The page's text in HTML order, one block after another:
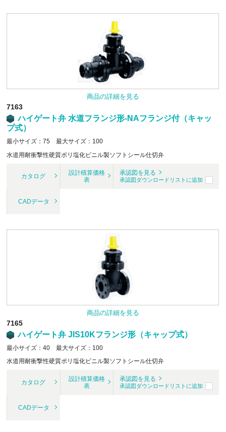
商品の詳細を見る
7163
ハイゲート弁 水道フランジ形-NAフランジ付（キャッ
プ式）
最小サイズ：75 最大サイズ：100
水道用耐衝撃性硬質ポリ塩化ビニル製ソフトシール仕切弁
カタログ
設計積算価格
表
承認図を見る
承認図ダウンロードリストに追加
CADデータ
商品の詳細を見る
7165
ハイゲート弁 JIS10Kフランジ形（キャップ式）
最小サイズ：40 最大サイズ：100
水道用耐衝撃性硬質ポリ塩化ビニル製ソフトシール仕切弁
カタログ
設計積算価格
表
承認図を見る
承認図ダウンロードリストに追加
CADデータ